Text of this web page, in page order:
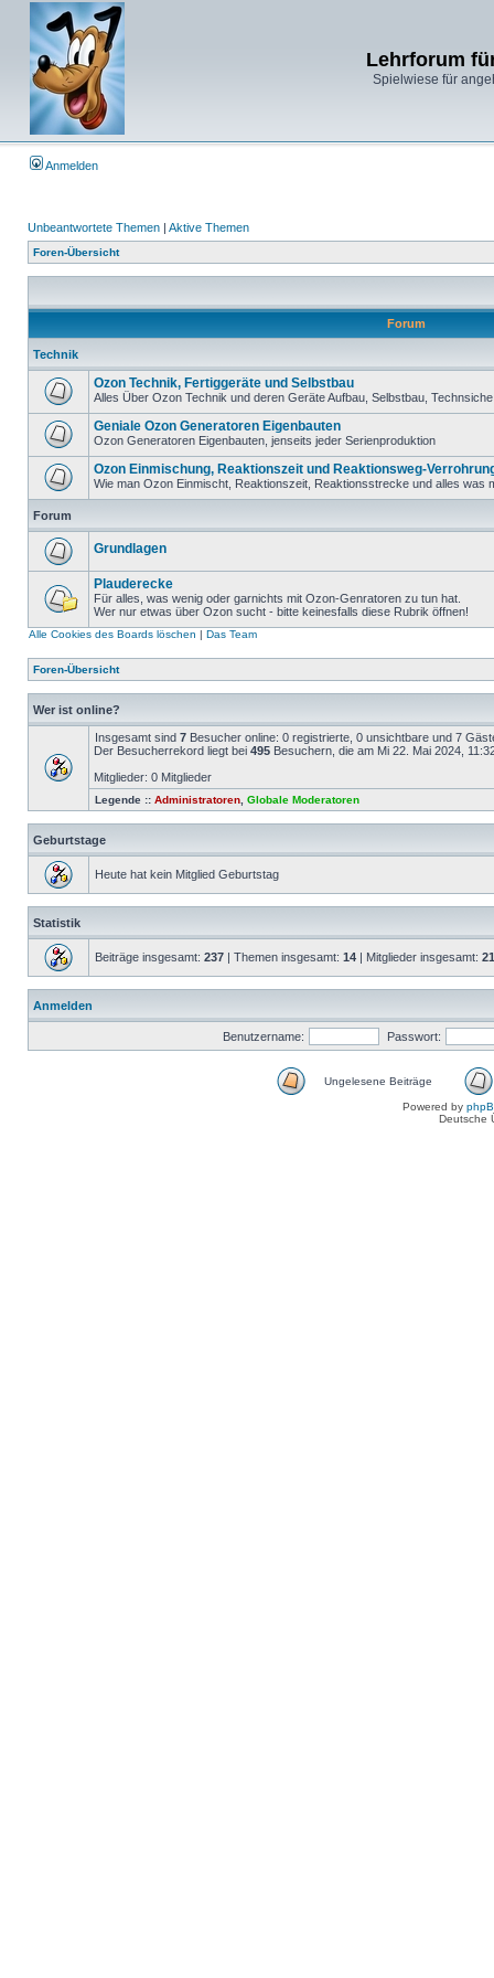
Lehrforum
Spielwiese für
Anmelden
Unbeantwortete Themen | Aktive Themen
Foren-Übersicht
Forum
Technik
Ozon Technik, Fertiggeräte und Selbstbau
Alles Über Ozon Technik und deren Geräte Aufbau, Selbstbau,
Geniale Ozon Generatoren Eigenbauten
Ozon Generatoren Eigenbauten, jenseits jeder Serienproduktion
Ozon Einmischung, Reaktionszeit und Reaktionsweg-
Wie man Ozon Einmischt, Reaktionszeit, Reaktionsstrecke und alles was
Forum
Grundlagen
Plauderecke
Für alles, was wenig oder garnichts mit Ozon-Genratoren zu tun hat.
Wer nur etwas über Ozon sucht - bitte keinesfalls diese Rubrik öffnen!
Alle Cookies des Boards löschen | Das Team
Foren-Übersicht
Wer ist online?
Insgesamt sind 7 Besucher online: 0 registrierte, 0 unsichtbare und 7
Der Besucherrekord liegt bei 495 Besuchern, die am Mi 22. Mai 2024,
Mitglieder: 0 Mitglieder
Legende :: Administratoren Globale Moderatoren
Geburtstage
Heute hat kein Mitglied Geburtstag
Statistik
Beiträge insgesamt: 237 | Themen insgesamt: 14 | Mitglieder insgesamt: 21
Anmelden
Benutzername: Passwort:
Ungelesene Beiträge
Powered by
Deutsche